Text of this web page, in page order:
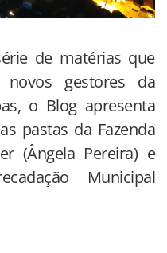
de matérias que
gestores da
o Blog apresenta
pastas da Fazenda
(Ângela Pereira) e
Municipal